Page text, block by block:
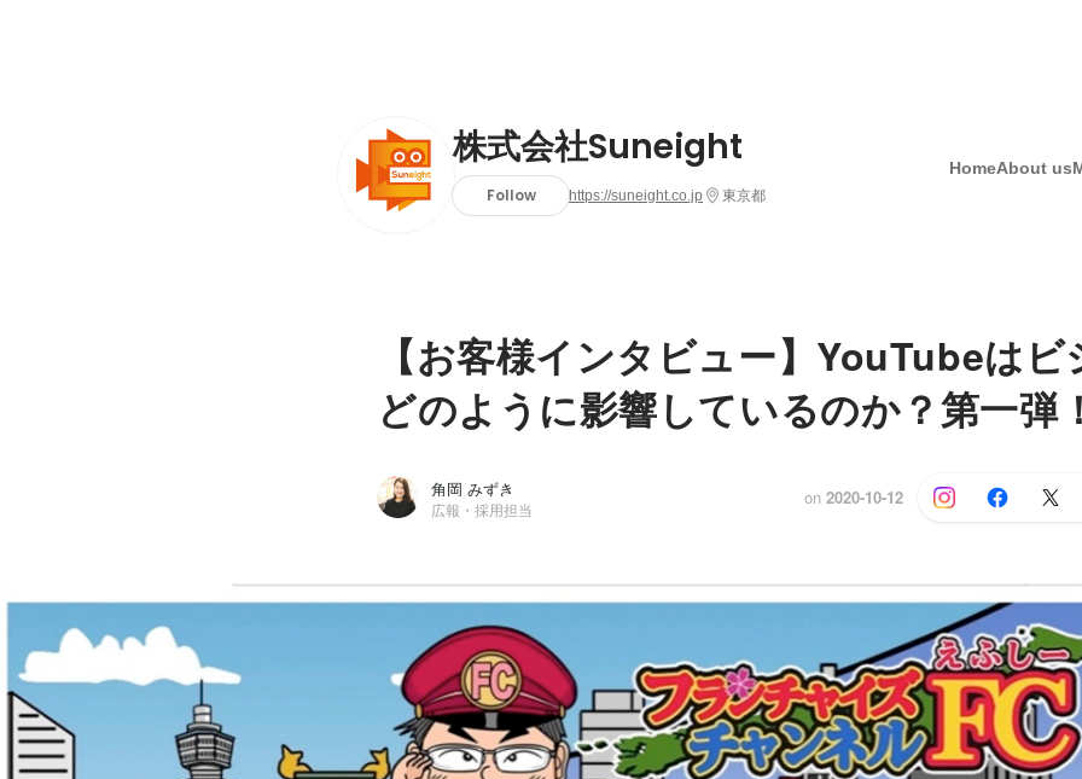
株式会社Suneight
Follow https://suneight.co.jp 東京都
HomeAbout us
【お客様インタビュー】YouTubeはビ
どのように影響しているのか？第一弾
角岡 みずき
広報・採用担当
on 2020-10-12